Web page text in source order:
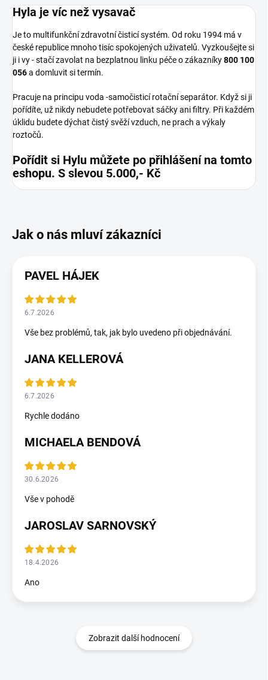
Hyla je víc než vysavač
Je to multifunkční zdravotní čisticí systém. Od roku 1994 má v
české republice mnoho tisíc spokojených uživatelů. Vyzkoušejte si
ji i vy - stačí zavolat na bezplatnou linku péče o zákazníky800 100
056a domluvit si termín.
Pracuje na principu voda -samočisticí rotační separátor. Když si ji
pořídíte, už nikdy nebudete potřebovat sáčky ani filtry. Při každém
úklidu budete dýchat čistý svěží vzduch, ne prach a výkaly
roztočů.
Pořídit si Hylu můžete po přihlášení na tomto
eshopu. S slevou 5.000,- Kč
PAVEL HÁJEK
6.7.2026
Vše bez problémů, tak, jak bylo uvedeno při objednávání.
JANA KELLEROVÁ
6.7.2026
Rychle dodáno
MICHAELA BENDOVÁ
30.6.2026
Vše v pohodě
JAROSLAV SARNOVSKÝ
18.4.2026
Ano
Zobrazit další hodnocení